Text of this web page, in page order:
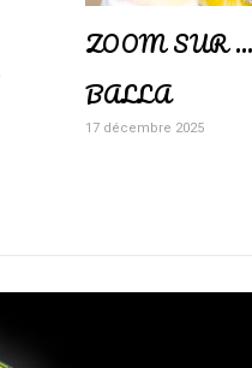
ZOOM SUR
BALLA
17 décembre 2025